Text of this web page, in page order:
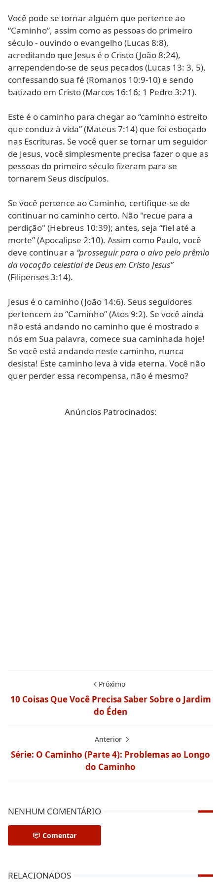
Você pode se tornar alguém que pertence ao
“Caminho”, assim como as pessoas do primeiro
século - ouvindo o evangelho (Lucas 8:8),
acreditando que Jesus é o Cristo (João 8:24),
arrependendo-se de seus pecados (Lucas 13: 3, 5),
confessando sua fé (Romanos 10:9-10) e sendo
batizado em Cristo (Marcos 16:16; 1 Pedro 3:21).
Este é o caminho para chegar ao “caminho estreito
que conduz à vida” (Mateus 7:14) que foi esboçado
nas Escrituras. Se você quer se tornar um seguidor
de Jesus, você simplesmente precisa fazer o que as
pessoas do primeiro século fizeram para se
tornarem Seus discípulos.
Se você pertence ao Caminho, certifique-se de
continuar no caminho certo. Não "recue para a
perdição" (Hebreus 10:39); antes, seja “fiel até a
morte” (Apocalipse 2:10). Assim como Paulo, você
deve continuar a “prosseguir para o alvo pelo prêmio
da vocação celestial de Deus em Cristo Jesus”
(Filipenses 3:14).
Jesus é o caminho (João 14:6). Seus seguidores
pertencem ao “Caminho” (Atos 9:2). Se você ainda
não está andando no caminho que é mostrado a
nós em Sua palavra, comece sua caminhada hoje!
Se você está andando neste caminho, nunca
desista! Este caminho leva à vida eterna. Você não
quer perder essa recompensa, não é mesmo?
Anúncios Patrocinados:
Próximo
10 Coisas Que Você Precisa Saber Sobre o Jardim
do Éden
Anterior
Série: O Caminho (Parte 4): Problemas ao Longo
do Caminho
NENHUM COMENTÁRIO
Comentar
RELACIONADOS